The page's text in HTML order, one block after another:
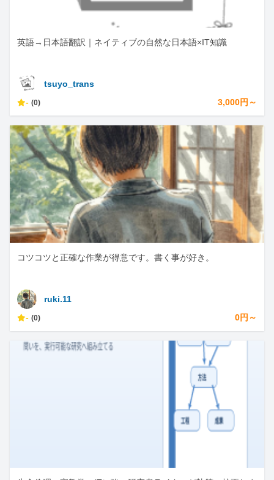
英語→日本語翻訳｜ネイティブの自然な日本語×IT知識
tsuyo_trans
- (0) 3,000円～
コツコツと正確な作業が得意です。書く事が好き。
ruki.11
- (0) 0円～